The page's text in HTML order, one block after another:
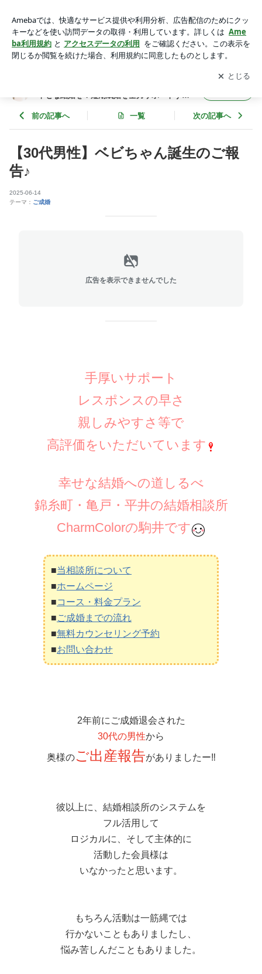
の結婚相談所✿1年以内に幸せな結婚を！短期成婚を全力サポ
ートするCharmColorのブログ
アプリをダウンロードして ブログの更新通知
を受け取りまし
ょう。
開く
幸せな結婚を！短期成婚を全力サポートする
前の記事へ 一覧 次の記事へ
【30代男性】ベビちゃん誕生のご報
告♪
2025-06-14
テーマ： ご成婚
広告を表示できませんでした
手厚いサポート
レスポンスの早さ
親しみやすさ等で
高評価をいただいています
幸せな結婚への道しるべ
錦糸町・亀戸・平井の結婚相談所
CharmColorの駒井です
■当相談所について
■ホームページ
■コース・料金プラン
■ご成婚までの流れ
■無料カウンセリング予約
■お問い合わせ
2年前にご成婚退会された
30代の男性から
奥様のご出産報告がありましたー‼️
彼以上に、結婚相談所のシステムを
フル活用して
ロジカルに、そして主体的に
活動した会員様は
いなかったと思います。
もちろん活動は一筋縄では
行かないこともありましたし、
悩み苦しんだこともありました。